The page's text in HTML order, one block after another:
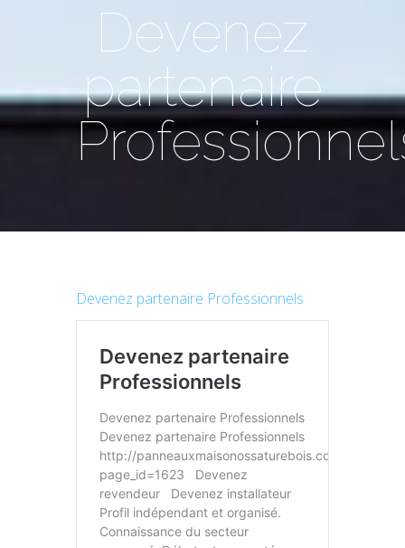
Devenez
partenaire
Devenez partenaire Professionnels